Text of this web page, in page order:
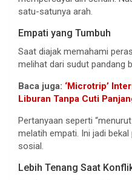
satu-satunya arah.
Empati yang Tumbuh
Saat diajak memahami
melihat dari sudut pandang
Baca juga: ‘Microtrip’
Liburan Tanpa Cuti
Pertanyaan seperti
melatih empati. Ini jadi
sosial.
Lebih Tenang Saat